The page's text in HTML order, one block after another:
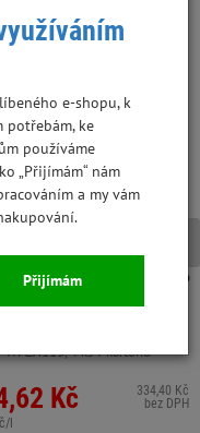
Weed hobliny hrubé TOP
WPZA113, 4 ks v kartonu
Kč
l
334,40 Kč
bez DPH
e-shopu, k
potřebám, ke
používáme
„Přijímám“ nám
a my vám
Přijímám